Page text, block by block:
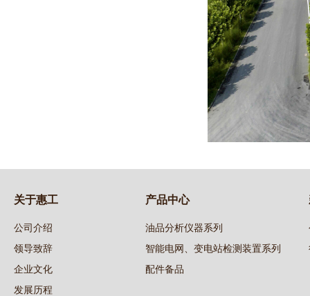
关于惠工
公司介绍
领导致辞
企业文化
发展历程
产品中心
油品分析仪器系列
智能电网、变电站检测装置系列
配件备品